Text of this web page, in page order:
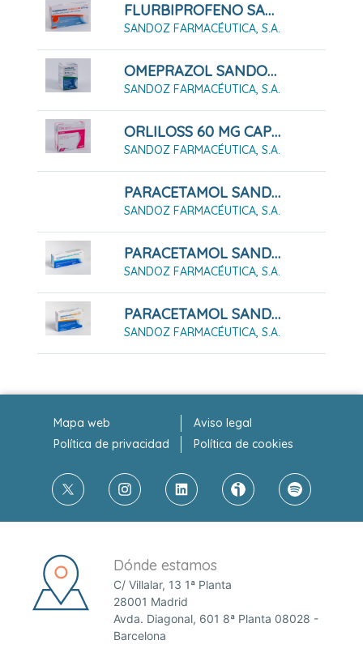
FLURBIPROFENO SANDOZ CARE 8,75 Mg PASTILLAS PARA CHUPAR SABOR NARANJA, 16 Pastillas
SANDOZ FARMACÉUTICA, S.A.
OMEPRAZOL SANDOZ CARE 20 Mg Cápsulas Duras Gastrorresistentes, 14 Cápsulas Gastrorresistentes
SANDOZ FARMACÉUTICA, S.A.
ORLILOSS 60 MG CAPSULAS DURAS , 84 Cápsulas (Blister)
SANDOZ FARMACÉUTICA, S.A.
PARACETAMOL SANDOZ CARE 1 G COMPRIMIDOS
SANDOZ FARMACÉUTICA, S.A.
PARACETAMOL SANDOZ CARE 500 MG COMPRIMIDOS
SANDOZ FARMACÉUTICA, S.A.
PARACETAMOL SANDOZ CARE 650 MG COMPRIMIDOS
SANDOZ FARMACÉUTICA, S.A.
Mapa web
Aviso legal
Política de privacidad
Política de cookies
Dónde estamos
C/ Villalar, 13 1ª Planta
28001 Madrid
Avda. Diagonal, 601 8ª Planta 08028 -
Barcelona